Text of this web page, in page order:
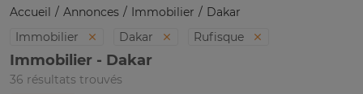
Accueil Annonces Immobilier
Dakar
Immobilier
Dakar Rufisque
Immobilier - Dakar
36 résultats trouvés